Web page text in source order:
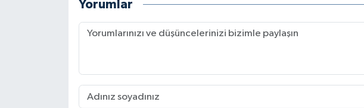
Yorumlar